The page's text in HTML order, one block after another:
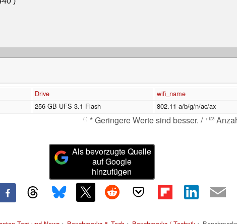
Drive wifi_name
256 GB UFS 3.1 Flash 802.11 a/b/g/n/ac/ax
(-) * Geringere Werte sind besser. / n123
Als bevorzugte Quelle
auf Google
hinzufügen